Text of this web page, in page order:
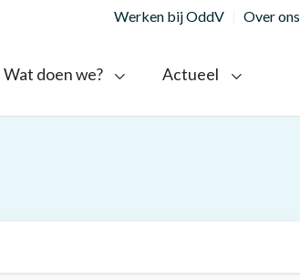
Werken bij OddV Over ons
Wat doen we? Actueel